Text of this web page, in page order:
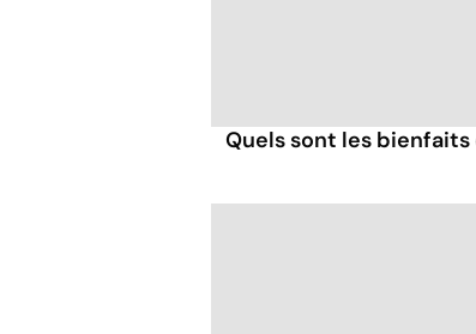
Quels sont les bienfaits